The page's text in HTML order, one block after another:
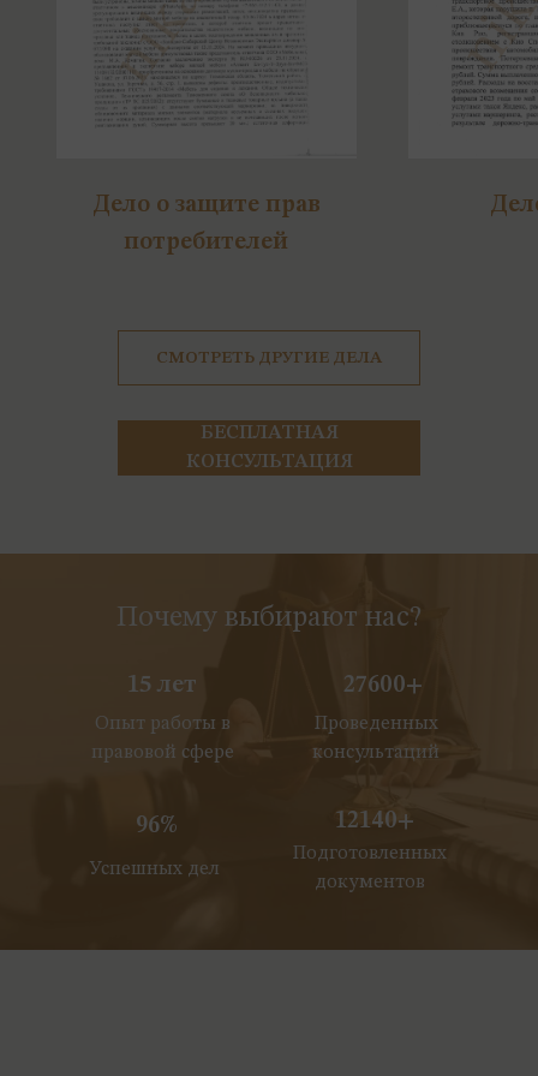
Дело о защите прав
потребителей
БЕСПЛАТНАЯ
КОНСУЛЬТАЦИЯ
СМОТРЕТЬ ДРУГИЕ ДЕЛА
15 лет
Опыт работы в
правовой сфере
27600+
Проведенных
консультаций
Почему выбирают нас?
96%
Успешных дел
12140+
Подготовленных
документов